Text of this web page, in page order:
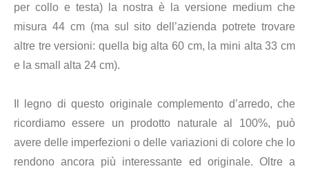
per collo e testa) la nostra è la versione medium che
misura 44 cm (ma sul sito dell’azienda potrete trovare
altre tre versioni: quella big alta 60 cm, la mini alta 33 cm
e la small alta 24 cm).
Il legno di questo originale complemento d’arredo, che
ricordiamo essere un prodotto naturale al 100%, può
avere delle imperfezioni o delle variazioni di colore che lo
rendono ancora più interessante ed originale. Oltre a